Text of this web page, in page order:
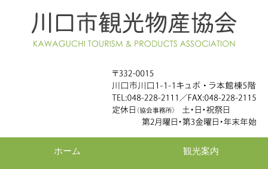
ホーム 観光案内